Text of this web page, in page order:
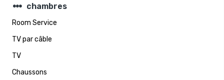
steppers chambres
Room Service
TV par câble
TV
Chaussons